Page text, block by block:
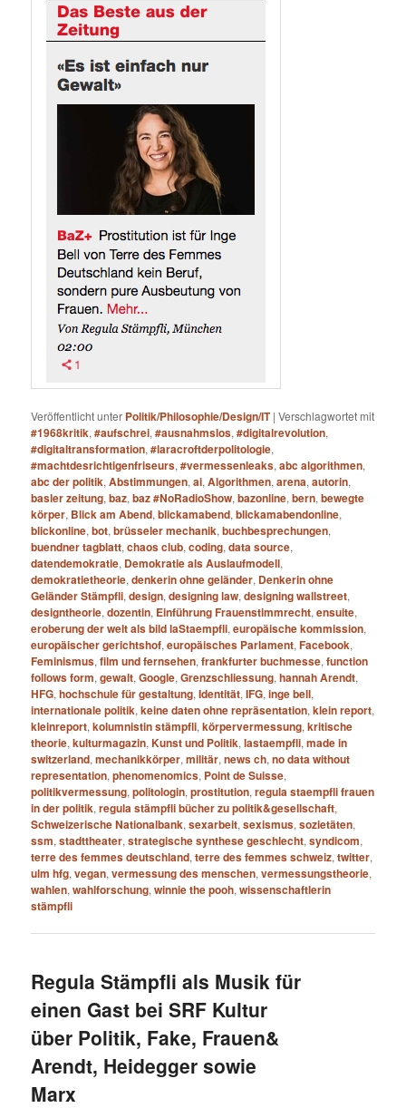
Veröffentlicht unter Politik/Philosophie/Design/IT |Verschlagwortet mit
#1968kritik,#aufschrei,#ausnahmslos,#digitalrevolution,
#digitaltransformation,#laracroftderpolitologie,
#machtdesrichtigenfriseurs,#vermessenleaks,abc algorithmen,
abc der politik,Abstimmungen,ai,Algorithmen,arena,autorin,
basler zeitung,baz,baz #NoRadioShow,bazonline,bern,bewegte
körper, Blick am Abend,blickamabend,blickamabendonline,
blickonline,bot,brüsseler mechanik,buchbesprechungen,
buendner tagblatt,chaos club,coding,data source,
datendemokratie, Demokratie als Auslaufmodell,
demokratietheorie,denkerin ohne geländer, Denkerin ohne
Geländer Stämpfli,design,designing law,designing wallstreet,
designtheorie,dozentin, Einführung Frauenstimmrecht,ensuite,
eroberung der welt als bild laStaempfli,europäische kommission,
europäischer gerichtshof,europäisches Parlament,Facebook,
Feminismus,film und fernsehen,frankfurter buchmesse,function
follows form,gewalt,Google,Grenzschliessung,hannah Arendt,
HFG,hochschule für gestaltung,Identität,IFG,inge bell,
internationale politik,keine daten ohne repräsentation,klein report,
kleinreport,kolumnistin stämpfli,körpervermessung,kritische
theorie,kulturmagazin,Kunst und Politik,lastaempfli,made in
switzerland,mechanikkörper,militär,news ch,no data without
representation,phenomenomics, Point de Suisse,
politikvermessung,politologin,prostitution,regula staempfli frauen
in der politik,regula stämpfli bücher zu politik&gesellschaft,
Schweizerische Nationalbank,sexarbeit,sexismus,sozietäten,
ssm,stadttheater,strategische synthese geschlecht,syndicom,
terre des femmes deutschland,terre des femmes schweiz,twitter,
ulm hfg,vegan,vermessung des menschen,vermessungstheorie,
wahlen,wahlforschung,winnie the pooh,wissenschaftlerin
stämpfli
Regula Stämpfli als Musik für
einen Gast bei SRF Kultur
über Politik, Fake, Frauen&
Arendt, Heidegger sowie
Marx